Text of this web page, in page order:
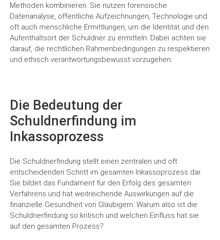
Methoden kombinieren. Sie nutzen forensische
Datenanalyse, öffentliche Aufzeichnungen, Technologie und
oft auch menschliche Ermittlungen, um die Identität und den
Aufenthaltsort der Schuldner zu ermitteln. Dabei achten sie
darauf, die rechtlichen Rahmenbedingungen zu respektieren
und ethisch verantwortungsbewusst vorzugehen.
Die Bedeutung der
Schuldnerfindung im
Inkassoprozess
Die Schuldnerfindung stellt einen zentralen und oft
entscheidenden Schritt im gesamten Inkassoprozess dar.
Sie bildet das Fundament für den Erfolg des gesamten
Verfahrens und hat weitreichende Auswirkungen auf die
finanzielle Gesundheit von Gläubigern. Warum also ist die
Schuldnerfindung so kritisch und welchen Einfluss hat sie
auf den gesamten Prozess?